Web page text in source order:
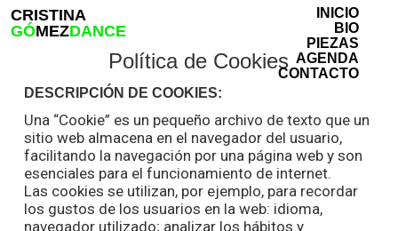
Skip
to
CRISTINA
GÓMEZDANCE
INICIO
BIO
PIEZAS
AGENDA
CONTACTO
Política de Cookies
DESCRIPCIÓN DE COOKIES:
Una “Cookie” es un pequeño archivo de texto que un
sitio web almacena en el navegador del usuario,
facilitando la navegación por una página web y son
esenciales para el funcionamiento de internet.
Las cookies se utilizan, por ejemplo, para recordar
los gustos de los usuarios en la web: idioma,
navegador utilizado; analizar los hábitos y
Close
Menu